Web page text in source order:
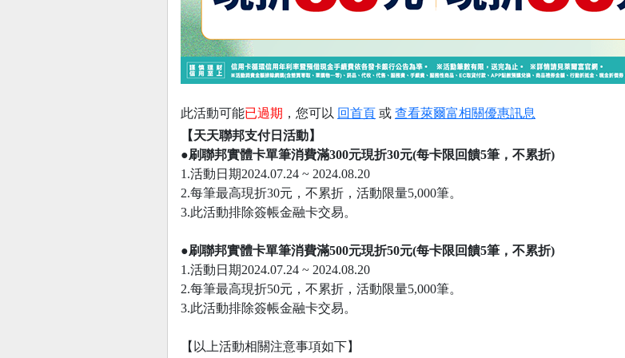
此活動可能已過期 ，您可以 回首頁 或 查看萊爾富相關優惠訊息
【天天聯邦支付日活動】
●刷聯邦實體卡單筆消費滿300元現折30元(每卡限回饋5筆，不累折)
1.活動日期2024.07.24 ~ 2024.08.20
2.每筆最高現折30元，不累折，活動限量5,000筆。
3.此活動排除簽帳金融卡交易。
●刷聯邦實體卡單筆消費滿500元現折50元(每卡限回饋5筆，不累折)
1.活動日期2024.07.24 ~ 2024.08.20
2.每筆最高現折50元，不累折，活動限量5,000筆。
3.此活動排除簽帳金融卡交易。
【以上活動相關注意事項如下】